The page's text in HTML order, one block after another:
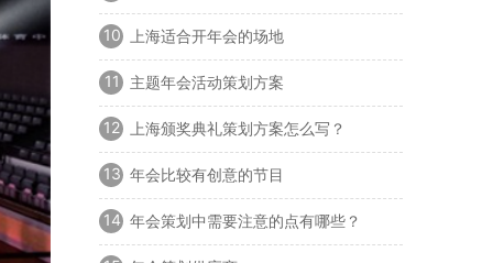
10 上海适合开年会的场地
11 主题年会活动策划方案
12 上海颁奖典礼策划方案怎么写？
13 年会比较有创意的节目
14 年会策划中需要注意的点有哪些？